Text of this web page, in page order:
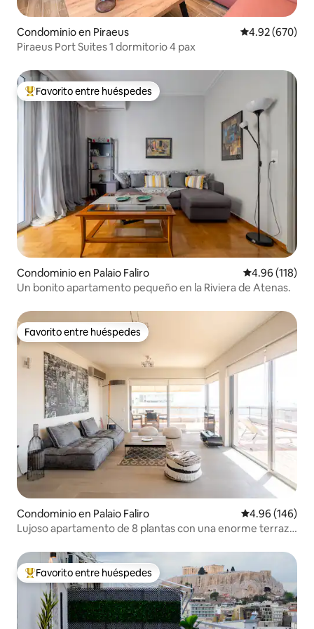
Condominio en Piraeus Calificación
4.92 (670)
Piraeus Port Suites 1 dormitorio 4 pax
De los mejores en Favorito entre huéspedes
Favorito entre huéspedes
Condominio en Palaio Faliro Calificación
4.96 (118)
Un bonito apartamento pequeño en la Riviera de Atenas.
Favorito entre huéspedes
Favorito entre huéspedes
Condominio en Palaio Faliro Calificación
4.96 (146)
Lujoso apartamento de 8 plantas con una enorme terraza
De los mejores en Favorito entre huéspedes
Favorito entre huéspedes